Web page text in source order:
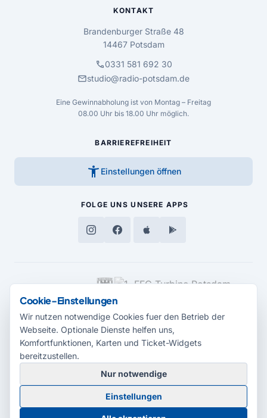
KONTAKT
Brandenburger Straße 48
14467 Potsdam
call0331 581 692 30
mailstudio@radio-potsdam.de
Eine Gewinnabholung ist von Montag – Freitag
08.00 Uhr bis 18.00 Uhr möglich.
BARRIEREFREIHEIT
accessibility_new Einstellungen öffnen
FOLGE UNS UNSERE APPS
MEDIENPARTNER
© 2026 Radio Potsdam. Webseite entwickelt durch dieMedienagentur
Babelsberg
BarrierefreiheitserklärungAGBDatenschutzImpressum
Cookie-Einstellungen
Wir nutzen notwendige Cookies fuer den Betrieb der
Webseite. Optionale Dienste helfen uns,
Komfortfunktionen, Karten und Ticket-Widgets
bereitzustellen.
Nur notwendige
Einstellungen